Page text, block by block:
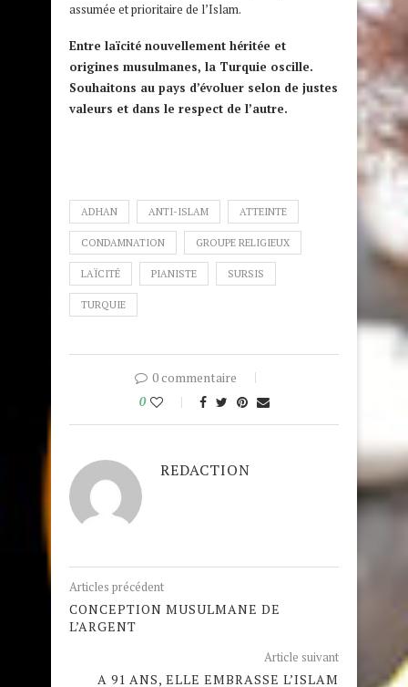
assumée et prioritaire de l’Islam.
Entre laïcité nouvellement héritée et
origines musulmanes, la Turquie oscille.
Souhaitons au pays d’évoluer selon de justes
valeurs et dans le respect de l’autre.
ADHAN ANTI-ISLAM ATTEINTE
CONDAMNATION GROUPE RELIGIEUX
LAÏCITÉ PIANISTE SURSIS
TURQUIE
0 commentaire
0
REDACTION
Articles précédent
CONCEPTION MUSULMANE DE
L’ARGENT
Article suivant
A 91 ANS, ELLE EMBRASSE L’ISLAM